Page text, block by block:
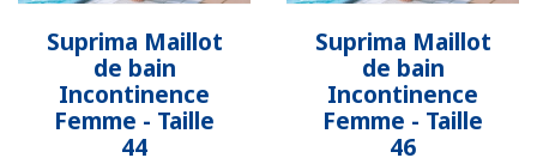
Suprima Maillot
de bain
Incontinence
Femme - Taille
44
Suprima Maillot
de bain
Incontinence
Femme - Taille
46